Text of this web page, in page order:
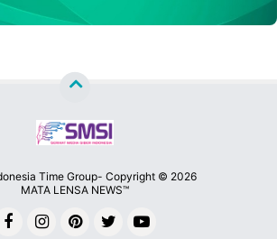
Time Group- Copyright © 2026
MATA LENSA NEWS™
By
Raushan